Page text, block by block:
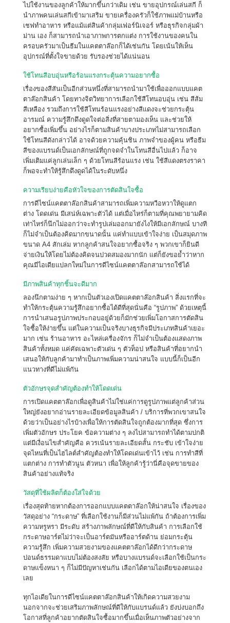
ไปใช้งานของลูกค้าให้มากขึ้นกว่าเดิม เช่น ขายอุปกรณ์เล่นสกี ก็
นำภาพคนเล่นสกีเข้ามาเสริม ขายเครื่องครัวก็ใช้ภาพแม่บ้านหรือ
เชฟทำอาหาร หรือแม้แต่สินค้ากลุ่มเฟอร์นิเจอร์ หรือธุรกิจกลุ่มผ้า
ม่าน เอง ก็สามารถนำเอาภาพการตกแต่ง การใช้งานของคนใน
ครอบครัวมาเป็นธีมในแคตตาล๊อกก็ได้เช่นกัน โดยเน้นให้เห็น
อุปกรณ์ที่ตั้งใจขายด้วย รับรองช่วยได้แน่นอน
ใช้โทนสีอบอุ่นหรือร้อนแรงกระตุ้นความอยากซื้อ
เรื่องของสีสันเป็นอีกส่วนหนึ่งที่สามารถนำมาใช้เพื่อออกแบบแคต
ตาล๊อกสินค้า โดยทางจิตวิทยาการเลือกใช้สีโทนอบอุ่น เช่น สีส้ม
สีเหลือง รวมถึงการใช้สีโทนร้อนแรงอย่างสีแดงจะช่วยกระตุ้น
อารมณ์ ความรู้สึกดึงดูดใจต่อสิ่งที่สายตามองเห็น และช่วยให้
อยากซื้อเพิ่มขึ้น อย่างไรก็ตามสินค้าบางประเภทไม่สามารถเลือก
ใช้โทนสีดังกล่าวได้ อาจด้วยความคุ้นชิน ภาพจำของผู้คน หรือธีม
สีของแบรนด์เป็นเอกลักษณ์ที่ถูกจดจำในโทนสีอื่นไปแล้ว ก็อาจ
เพิ่มเติมแค่ลูกเล่นเล็ก ๆ ด้วยโทนสีร้อนแรง เช่น ใช้สีแดงตรงราคา
ก็พอจะทำให้รู้สึกดึงดูดได้ในระดับหนึ่ง
ความเรียบง่ายคือหัวใจของการตัดสินใจซื้อ
การดีไซน์แคตตาล๊อกสินค้าสามารถเพิ่มความหวือหวาให้ดูแตก
ต่าง โดดเด่น มีเสน่ห์เฉพาะตัวได้ แต่เมื่อไหร่ก็ตามที่คุณพยายามคิด
เท่าไหร่ก็นึกไม่ออกว่าจะทำรูปเล่มออกมายังไงให้มีเอกลักษณ์ บางที
ก็ไม่จำเป็นต้องคิดมากขนาดนั้น แค่ทำแบบเข้าใจง่าย เป็นสมุดภาพ
ขนาด A4 สักเล่ม หากลูกค้าสนใจอยากซื้อจริง ๆ พวกเขาก็ยินดี
จ่ายเงินให้โดยไม่ต้องคิดจนปวดสมองมากนัก แต่ก็ยังขอย้ำว่าหาก
คุณมีไอเดียแปลกใหม่ในการดีไซน์แคตตาล๊อกสามารถใช้ได้
มีภาพสินค้าทุกชิ้นจะดีมาก
ลองนึกตามง่าย ๆ หากเป็นตัวเองเปิดแคตตาล๊อกสินค้า สิ่งแรกที่จะ
ทำให้กระตุ้นความรู้สึกอยากซื้อได้ดีที่สุดนั่นคือ “รูปภาพ” ด้วยเหตุนี้
การนำเสนอรูปภาพประกอบอยู่ด้วยก็มักช่วยเพิ่มโอกาสการตัดสิน
ใจซื้อให้ง่ายขึ้น แต่ในความเป็นจริงบางธุรกิจมีประเภทสินค้าเยอะ
มาก เช่น ร้านอาหาร อะไหล่เครื่องจักร ก็ไม่จำเป็นต้องแสดงภาพ
สินค้าทั้งหมด แค่คัดเฉพาะตัวเด่น ๆ ตัวท็อป หรือสินค้าที่อยากนำ
เสนอให้กับลูกค้ามาทำเป็นภาพเพิ่มความน่าสนใจ แบบนี้ก็เป็นอีก
แนวทางที่ดีไม่แพ้กัน
ตัวอักษรจุดสำคัญต้องทำให้โดดเด่น
การเปิดแคตตาล๊อกเพื่อดูสินค้าไม่ใช่แค่การดูรูปภาพแต่ลูกค้าส่วน
ใหญ่ยังอยากอ่านรายละเอียดข้อมูลสินค้า / บริการที่พวกเขาสนใจ
ด้วยว่าเป็นอย่างไรบ้างเพื่อให้การตัดสินใจถูกต้องมากที่สุด ซึ่งการ
เพิ่มตัวอักษร ประโยค ข้อความต่าง ๆ ลงไปสามารถทำได้ตามปกติ
แต่มีเงื่อนไขสำคัญคือ ควรเน้นรายละเอียดสั้น กระชับ เข้าใจง่าย
จุดไหนที่เป็นไฮไลต์สำคัญต้องทำให้โดดเด่นเข้าไว้ เช่น การทำสีที่
แตกต่าง การทำตัวนูน ตัวหนา เพื่อให้ลูกค้ารู้ว่านี่คือจุดขายของ
สินค้าอย่างแท้จริง
วัสดุที่ใช้ผลิตก็ต้องใส่ใจด้วย
เรื่องสุดท้ายหากต้องการออกแบบแคตตาล๊อกให้น่าสนใจ เรื่องของ
วัสดุอย่าง “กระดาษ” ที่เลือกใช้งานก็มีส่วนไม่แพ้กัน ถ้าต้องการเพิ่ม
ความหรูหรา มีระดับ สร้างภาพลักษณ์ที่ดีให้กับสินค้า การเลือกใช้
กระดาษอาร์ตไม่ว่าจะเป็นอาร์ตมันหรืออาร์ตด้าน ย่อมกระตุ้น
ความรู้สึก เพิ่มความสวยงามของแคตตาล๊อกได้ดีกว่ากระดาษ
ปอนด์ธรรมดาแบบไม่ต้องสงสัย หรือบางแบรนด์จะเลือกใช้เป็นกระ
ดาษแข็งหนา ๆ ก็ไม่มีปัญหาเช่นกัน เลือกได้ตามไอเดียของตนเอง
เลย
ทุกไอเดียในการดีไซน์แคตตาล๊อกสินค้าให้เกิดความสวยงาม
นอกจากจะช่วยเสริมภาพลักษณ์ที่ดีให้กับแบรนด์แล้ว ยังบ่งบอกถึง
โอกาสที่ลูกค้าอยากตัดสินใจซื้อมากขึ้นเมื่อเห็นภาพตัวอย่างจาก